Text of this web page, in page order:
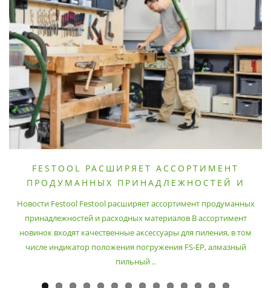
FESTOOL РАСШИРЯЕТ АССОРТИМЕНТ
ПРОДУМАННЫХ ПРИНАДЛЕЖНОСТЕЙ И
Новости Festool Festool расширяет ассортимент продуманных
принадлежностей и расходных материалов В ассортимент
новинок входят качественные аксессуары для пиления, в том
числе индикатор положения погружения FS-EP, алмазный
пильный ..